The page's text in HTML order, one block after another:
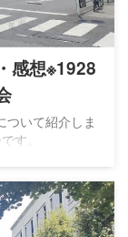
感想※1928
ついて紹介しま
す。